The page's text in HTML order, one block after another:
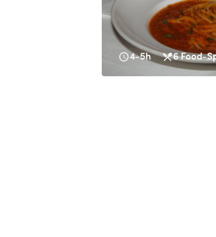
4-5h 6 Food-